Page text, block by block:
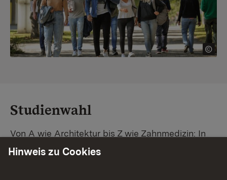
Studienwahl
Von A wie Architektur bis Z wie Zahnmedizin: In
Baden-Württemberg warten unzählige
Hinweis zu Cookies